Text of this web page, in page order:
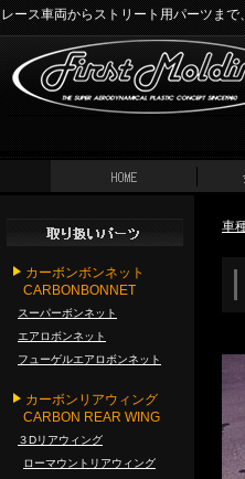
レース車両からストリート用パーツま
カーボンボンネット
CARBONBONNET
スーパーボンネット
エアロボンネット
フューゲルエアロボンネット
カーボンリアウィング
CARBON REAR WING
３Dリアウィング
ローマウントリアウィング
車